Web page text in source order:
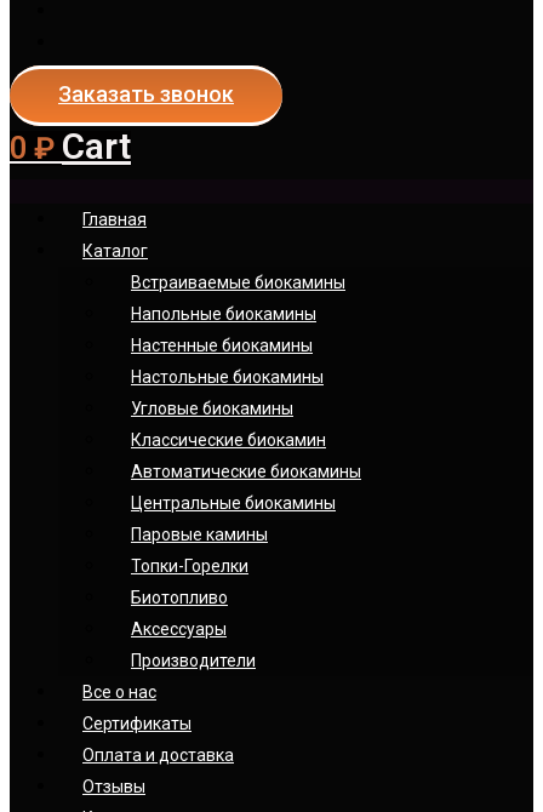
Заказать звонок
0 ₽ Cart
Главная
Каталог
Встраиваемые биокамины
Напольные биокамины
Настенные биокамины
Настoльные биокамины
Угловые биокамины
Классические биокамин
Автоматические биокамины
Центральные биокамины
Паровые камины
Топки-Горелки
Биотопливо
Аксессуары
Производители
Все о нас
Сертификаты
Оплата и доставка
Отзывы